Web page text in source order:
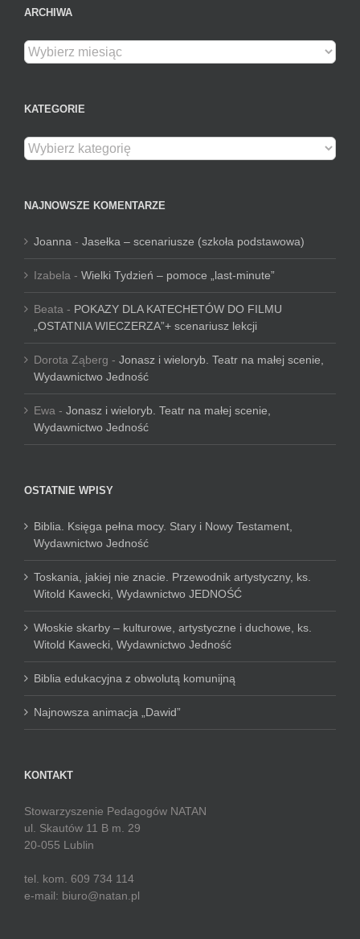
ARCHIWA
Archiwa
KATEGORIE
Kategorie
NAJNOWSZE KOMENTARZE
Joanna - Jasełka – scenariusze (szkoła podstawowa)
Izabela - Wielki Tydzień – pomoce „last-minute”
Beata - POKAZY DLA KATECHETÓW DO FILMU
„OSTATNIA WIECZERZA”+ scenariusz lekcji
Dorota Ząberg - Jonasz i wieloryb. Teatr na małej scenie,
Wydawnictwo Jedność
Ewa - Jonasz i wieloryb. Teatr na małej scenie,
Wydawnictwo Jedność
OSTATNIE WPISY
Biblia. Księga pełna mocy. Stary i Nowy Testament,
Wydawnictwo Jedność
Toskania, jakiej nie znacie. Przewodnik artystyczny, ks.
Witold Kawecki, Wydawnictwo JEDNOŚĆ
Włoskie skarby – kulturowe, artystyczne i duchowe, ks.
Witold Kawecki, Wydawnictwo Jedność
Biblia edukacyjna z obwolutą komunijną
Najnowsza animacja „Dawid”
KONTAKT
Stowarzyszenie Pedagogów NATAN
ul. Skautów 11 B m. 29
20-055 Lublin
tel. kom. 609 734 114
e-mail: biuro@natan.pl